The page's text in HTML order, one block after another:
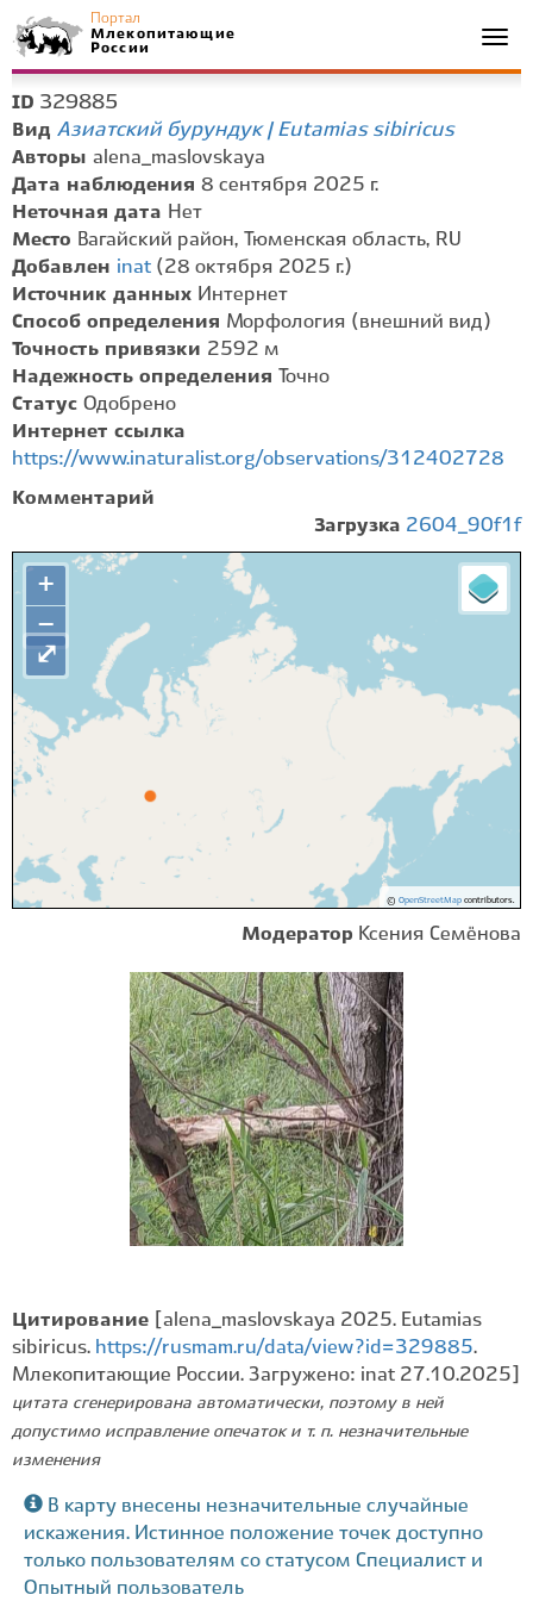
Портал
Млекопитающие
России
ID 329885
Вид Азиатский бурундук | Eutamias sibiricus
Авторы alena_maslovskaya
Дата наблюдения 8 сентября 2025 г.
Неточная дата Нет
Место Вагайский район, Тюменская область, RU
Добавлен inat (28 октября 2025 г.)
Источник данных Интернет
Способ определения Морфология (внешний вид)
Точность привязки 2592 м
Надежность определения
Точно
Статус Одобрено
Интернет ссылка
https://www.inaturalist.org/observations/312402728
Комментарий
Загрузка 2604_90f1f
+
−
© OpenStreetMapcontributors.
⤢
Модератор Ксения Семёнова
Цитирование
[alena_maslovskaya 2025. Eutamias
sibiricus. https://rusmam.ru/data/view?id=329885.
Млекопитающие России. Загружено: inat 27.10.2025]
цитата сгенерирована автоматически, поэтому в ней
допустимо исправление опечаток и т. п. незначительные
изменения
В карту внесены незначительные случайные
искажения. Истинное положение точек доступно
только пользователям со статусом Специалист и
Опытный пользователь